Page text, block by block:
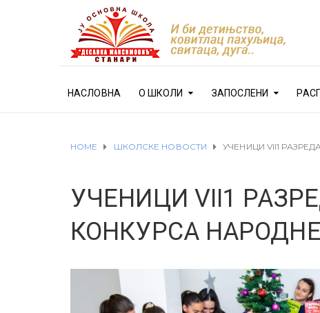
НАСЛОВНА О ШКОЛИ ЗАПОСЛЕНИ
HOME ШКОЛСКЕ НОВОСТИ УЧЕНИЦИ VII1
УЧЕНИЦИ VII1
КОНКУРСА